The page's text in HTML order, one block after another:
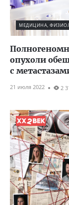
МЕДИЦИНА,
опухоли
с
21 июля 2022 2